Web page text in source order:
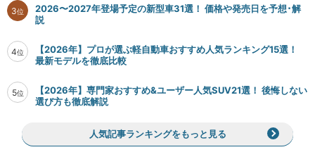
3位
2026〜2027年登場予定の新型車31選！ 価格や発売日を予想･解
説
4位
【2026年】プロが選ぶ軽自動車おすすめ人気ランキング15選！
最新モデルを徹底比較
5位
【2026年】専門家おすすめ&ユーザー人気SUV21選！ 後悔しない
選び方も徹底解説
人気記事ランキングをもっと見る